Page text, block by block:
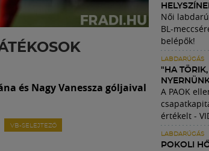
és Nagy Vanessza góljaival
VB-SELEJTEZŐ
Női
BL-
belépők!
LABDARÚGÁS
"HA
A PAOK
értékelt -
LABDARÚGÁS
POKOLI